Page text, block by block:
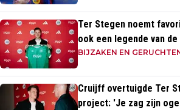
Ter Stegen noemt
ook een legende van
BIJZAKEN EN
Cruijff overtuigde Ter
project: 'Je zag zijn